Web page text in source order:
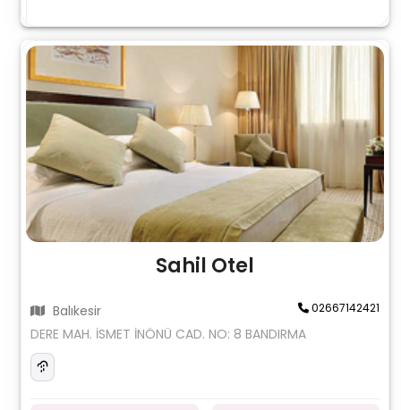
Sahil Otel
Balıkesir 02667142421
DERE MAH. İSMET İNÖNÜ CAD. NO: 8 BANDIRMA